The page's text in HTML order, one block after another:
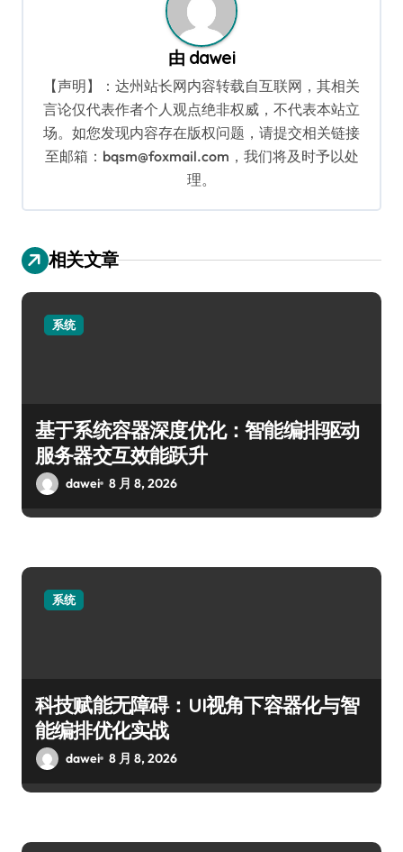
由 dawei
【声明】：达州站长网内容转载自互联网，其相关
言论仅代表作者个人观点绝非权威，不代表本站立
场。如您发现内容存在版权问题，请提交相关链接
至邮箱：bqsm@foxmail.com，我们将及时予以处
理。
相关文章
系统
基于系统容器深度优化：智能编排驱动
服务器交互效能跃升
dawei 8 月 8, 2026
系统
科技赋能无障碍：UI视角下容器化与智
能编排优化实战
dawei 8 月 8, 2026